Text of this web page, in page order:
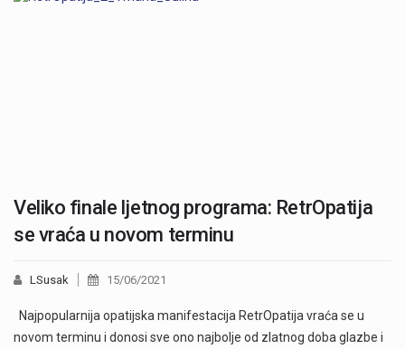
Veliko finale ljetnog programa: RetrOpatija
se vraća u novom terminu
LSusak 15/06/2021
Najpopularnija opatijska manifestacija RetrOpatija vraća se u
novom terminu i donosi sve ono najbolje od zlatnog doba glazbe i